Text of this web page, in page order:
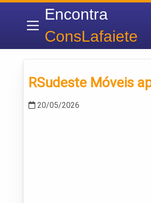
Encontra
ConsLafaiete
RSudeste Móveis
20/05/2026